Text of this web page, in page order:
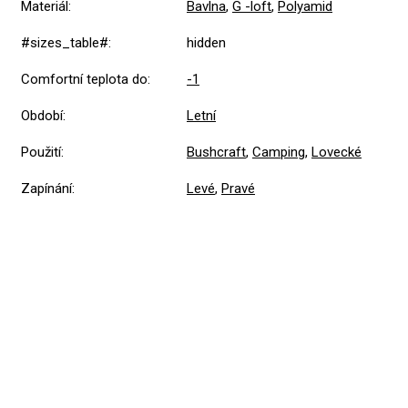
Materiál: Bavlna, G -loft, Polyamid
#sizes_table#: hidden
Comfortní teplota do: -1
Období: Letní
Použití: Bushcraft, Camping, Lovecké
Zapínání: Levé, Pravé